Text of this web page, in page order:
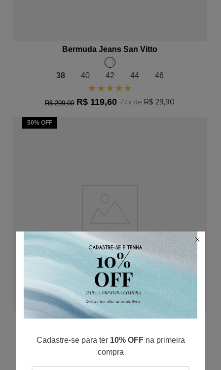
Bermuda Jeans San Vitto
38 40 42 44 46
★★★★★
R$ 299,00 R$ 119,60 /4x de R$ 29,90
50% OFF
ADICIONAR AO CARRINHO
Bermuda Moletom Hybrid
M XGG
Cadastre-se para ter 10% OFFna primeira
compra